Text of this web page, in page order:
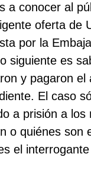
a conocer al
oferta de
por la
siguiente es
y pagaron el
El caso
a prisión a los
o quiénes son
el